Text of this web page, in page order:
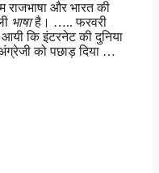
राजभाषा और भारत की
भाषाहै। ….. फरवरी
कि इंटरनेट की दुनिया
को पछाड़ दिया …